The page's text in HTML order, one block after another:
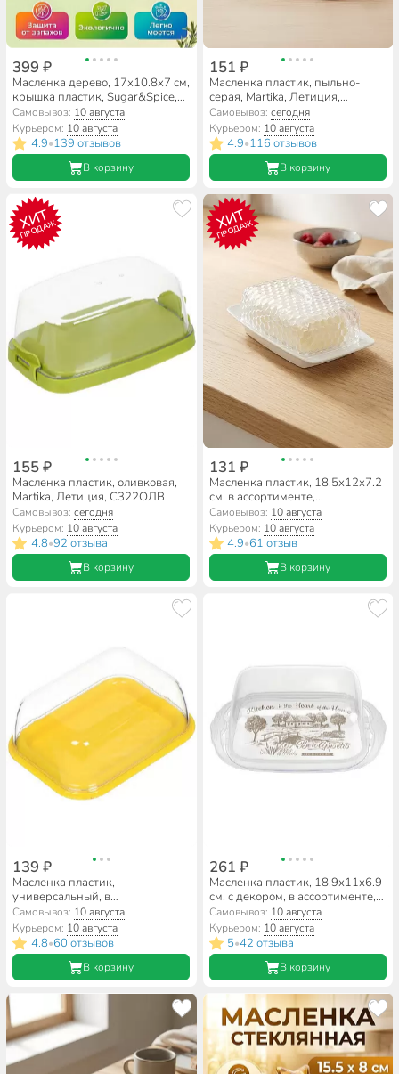
399 ₽
Масленка дерево, 17х10.8х7 см,
крышка пластик, Sugar&Spice,
Rosemary, SE104712
Самовывоз: 10 августа
Курьером: 10 августа
4.9•139 отзывов
В корзину
151 ₽
Масленка пластик, пыльно-
серая, Martika, Летиция,
С322ПСЕР
Самовывоз: сегодня
Курьером: 10 августа
4.9•116 отзывов
В корзину
ХИТ
ПРОДАЖ
155 ₽
Масленка пластик, оливковая,
Martika, Летиция, С322ОЛВ
Самовывоз:сегодня
Курьером: 10 августа
4.8•92 отзыва
В корзину
ХИТ
ПРОДАЖ
131 ₽
Масленка пластик, 18.5х12х7.2
см, в ассортименте,
Альтернатива, Мозаика, М5571
Самовывоз: 10 августа
Курьером: 10 августа
4.9•61 отзыв
В корзину
139 ₽
Масленка пластик,
универсальный, в
ассортименте, Мультипласт,
3в1, MPG5750/MPG9727
Самовывоз: 10 августа
Курьером: 10 августа
4.8•60 отзывов
В корзину
261 ₽
Масленка пластик, 18.9х11х6.9
см, с декором, в ассортименте,
Бытпласт, С32278/4332278
Самовывоз: 10 августа
Курьером: 10 августа
5•42 отзыва
В корзину